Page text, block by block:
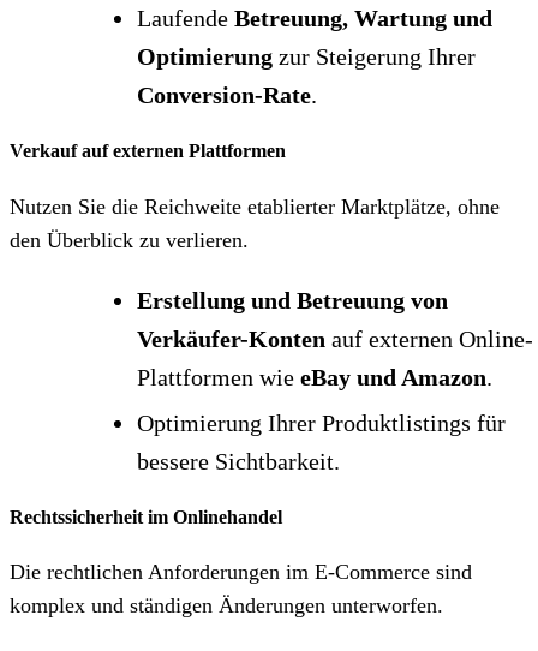
Laufende Betreuung, Wartung und
Optimierung zur Steigerung Ihrer
Conversion-Rate.
Verkauf auf externen Plattformen
Nutzen Sie die Reichweite etablierter Marktplätze, ohne
den Überblick zu verlieren.
Erstellung und Betreuung von
Verkäufer-Konten auf externen Online-
Plattformen wie eBay und Amazon.
Optimierung Ihrer Produktlistings für
bessere Sichtbarkeit.
Rechtssicherheit im Onlinehandel
Die rechtlichen Anforderungen im E-Commerce sind
komplex und ständigen Änderungen unterworfen.